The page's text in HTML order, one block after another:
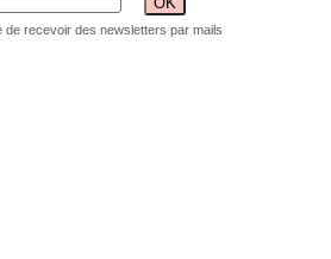
de recevoir des newsletters par mails